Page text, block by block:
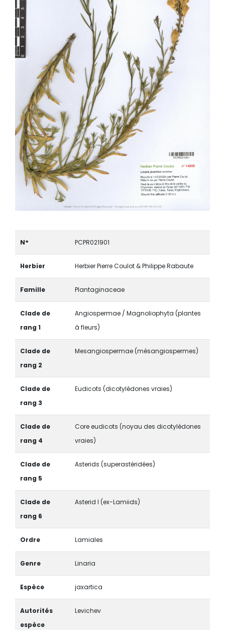
N° PCPR021901
Herbier Herbier Pierre Coulot & Philippe Rabaute
Famille Plantaginaceae
Clade de
rang 1
Angiospermae / Magnoliophyta (plantes
à fleurs)
Clade de
rang 2
Mesangiospermae (mésangiospermes)
Clade de
rang 3
Eudicots (dicotylédones vraies)
Clade de
rang 4
Core eudicots (noyau des dicotylédones
vraies)
Clade de
rang 5
Asterids (superastéridées)
Clade de
rang 6
Asterid I (ex-Lamiids)
Ordre Lamiales
Genre Linaria
Espèce jaxartica
Autorités
espèce
Levichev